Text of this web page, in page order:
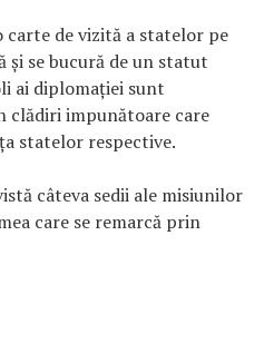
carte de vizită a statelor pe
și se bucură de un statut
ai diplomației sunt
clădiri impunătoare care
statelor respective.
câteva sedii ale misiunilor
care se remarcă prin